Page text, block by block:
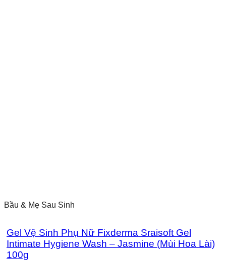
Bầu & Mẹ Sau Sinh
Gel Vệ Sinh Phụ Nữ Fixderma Sraisoft Gel
Intimate Hygiene Wash – Jasmine (Mùi Hoa Lài)
100g